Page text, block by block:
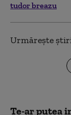
tudor breazu
Urmărește
Te-ar putea